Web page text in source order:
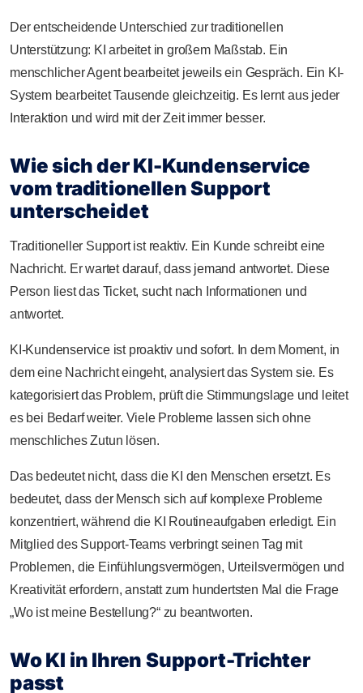
Der entscheidende Unterschied zur traditionellen
Unterstützung: KI arbeitet in großem Maßstab. Ein
menschlicher Agent bearbeitet jeweils ein Gespräch. Ein KI-
System bearbeitet Tausende gleichzeitig. Es lernt aus jeder
Interaktion und wird mit der Zeit immer besser.
Wie sich der KI-Kundenservice
vom traditionellen Support
unterscheidet
Traditioneller Support ist reaktiv. Ein Kunde schreibt eine
Nachricht. Er wartet darauf, dass jemand antwortet. Diese
Person liest das Ticket, sucht nach Informationen und
antwortet.
KI-Kundenservice ist proaktiv und sofort. In dem Moment, in
dem eine Nachricht eingeht, analysiert das System sie. Es
kategorisiert das Problem, prüft die Stimmungslage und leitet
es bei Bedarf weiter. Viele Probleme lassen sich ohne
menschliches Zutun lösen.
Das bedeutet nicht, dass die KI den Menschen ersetzt. Es
bedeutet, dass der Mensch sich auf komplexe Probleme
konzentriert, während die KI Routineaufgaben erledigt. Ein
Mitglied des Support-Teams verbringt seinen Tag mit
Problemen, die Einfühlungsvermögen, Urteilsvermögen und
Kreativität erfordern, anstatt zum hundertsten Mal die Frage
„Wo ist meine Bestellung?“ zu beantworten.
Wo KI in Ihren Support-Trichter
passt